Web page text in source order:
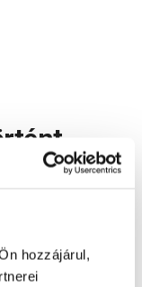
hozzájárul,